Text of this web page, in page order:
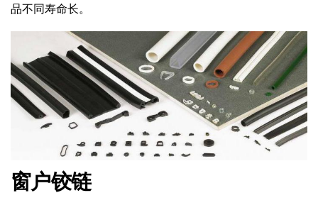
品不同寿命长。
窗户铰链